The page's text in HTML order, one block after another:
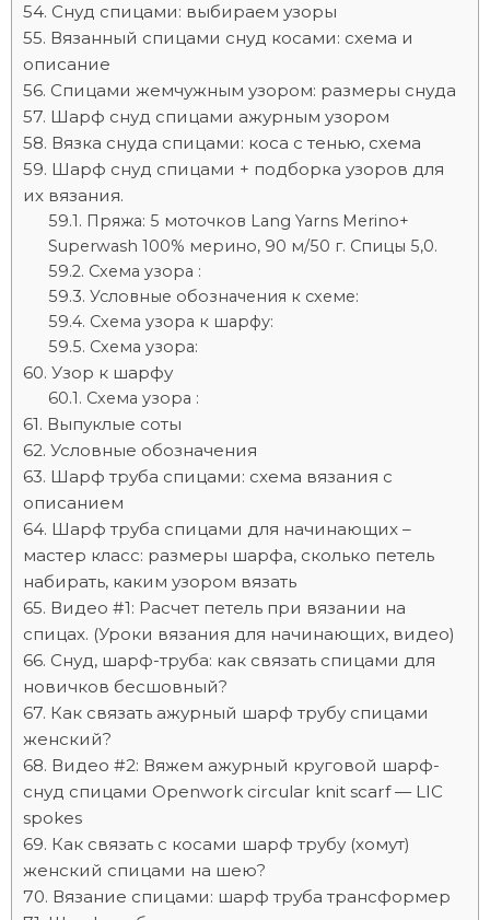
Снуд спицами: выбираем узоры
Вязанный спицами снуд косами: схема и
описание
Спицами жемчужным узором: размеры снуда
Шарф снуд спицами ажурным узором
Вязка снуда спицами: коса с тенью, схема
Шарф снуд спицами + подборка узоров для
их вязания.
Пряжа: 5 моточков Lang Yarns Merino+
Superwash 100% мерино, 90 м/50 г. Спицы 5,0.
Схема узора :
Условные обозначения к схеме:
Схема узора к шарфу:
Схема узора:
Узор к шарфу
Схема узора :
Выпуклые соты
Условные обозначения
Шарф труба спицами: схема вязания с
описанием
Шарф труба спицами для начинающих –
мастер класс: размеры шарфа, сколько петель
набирать, каким узором вязать
Видео #1: Расчет петель при вязании на
спицах. (Уроки вязания для начинающих, видео)
Снуд, шарф-труба: как связать спицами для
новичков бесшовный?
Как связать ажурный шарф трубу спицами
женский?
Видео #2: Вяжем ажурный круговой шарф-
снуд спицами Openwork circular knit scarf — LIC
spokes
Как связать с косами шарф трубу (хомут)
женский спицами на шею?
Вязание спицами: шарф труба трансформер